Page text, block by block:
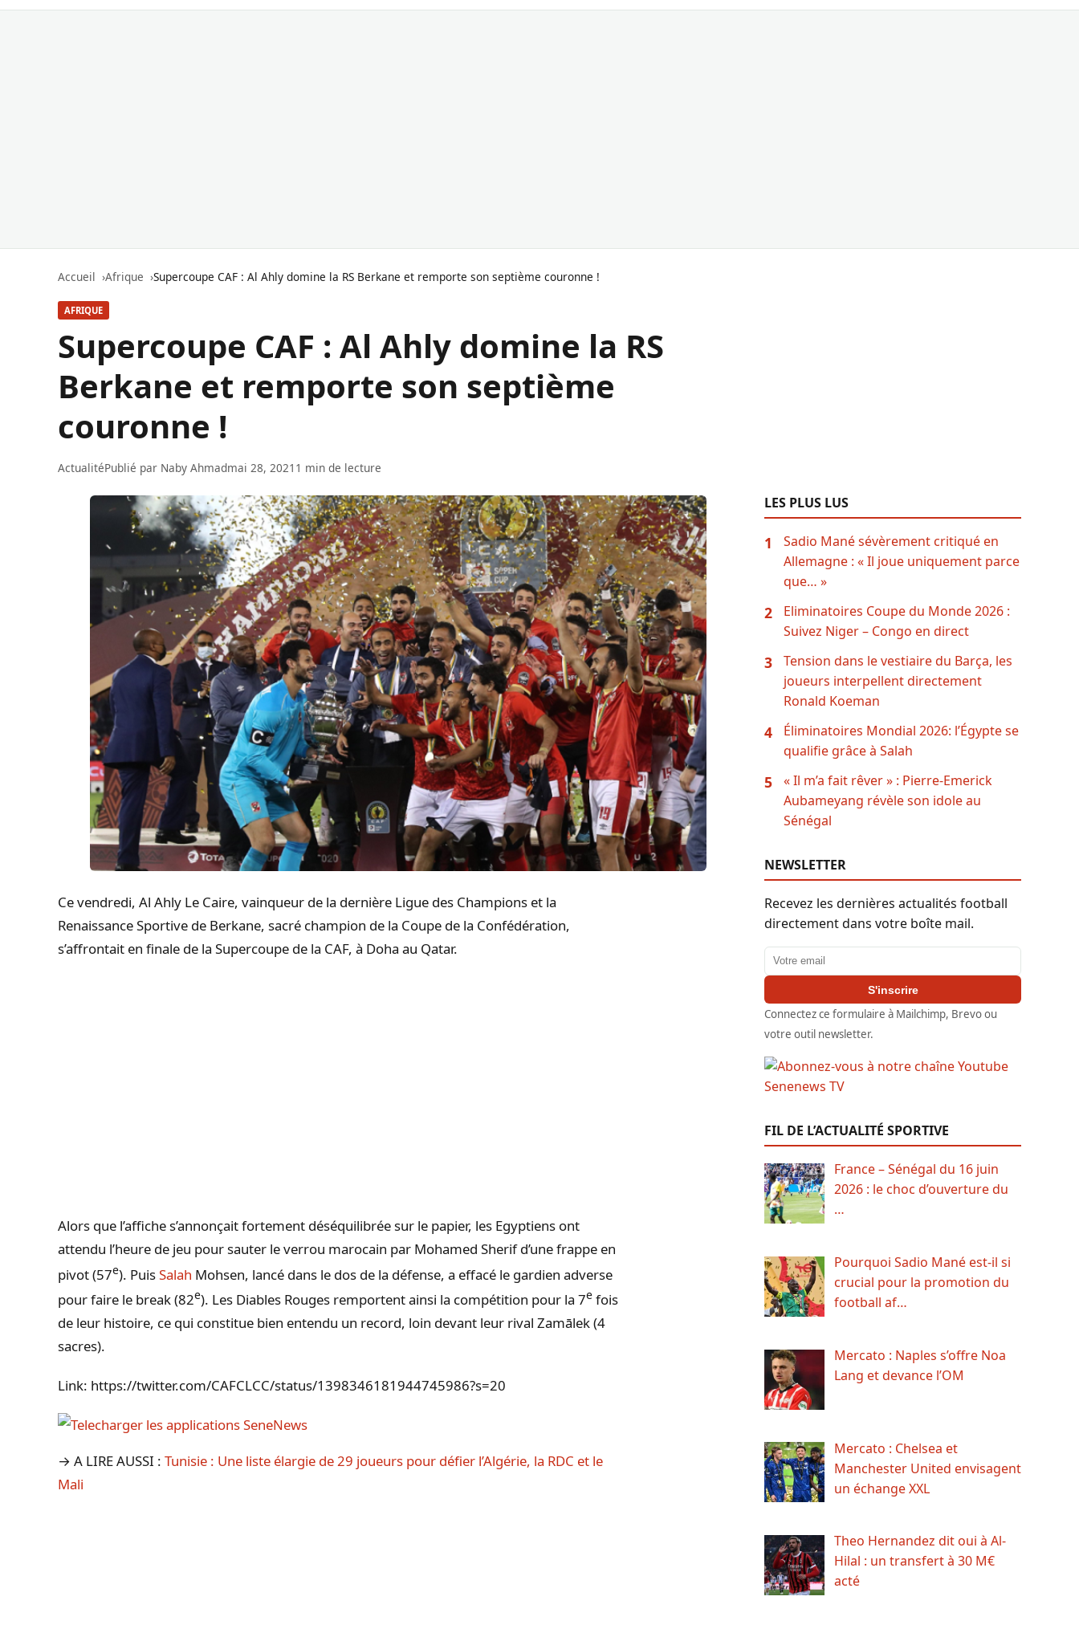
Accueil Afrique Supercoupe CAF : Al Ahly domine la RS Berkane et remporte son septième couronne !
AFRIQUE
Supercoupe CAF : Al Ahly domine la RS
Berkane et remporte son septième
couronne !
ActualitéPublié par Naby Ahmadmai 28, 2021 1 min de lecture
Ce vendredi, Al Ahly Le Caire, vainqueur de la dernière Ligue des Champions et la
Renaissance Sportive de Berkane, sacré champion de la Coupe de la Confédération,
s’affrontait en finale de la Supercoupe de la CAF, à Doha au Qatar.
Alors que l’affiche s’annonçait fortement déséquilibrée sur le papier, les Egyptiens ont
attendu l’heure de jeu pour sauter le verrou marocain par Mohamed Sherif d’une frappe en
pivot (57e). PuisSalah Mohsen, lancé dans le dos de la défense, a effacé le gardien adverse
pour faire le break (82e). Les Diables Rouges remportent ainsi la compétition pour la 7e fois
de leur histoire, ce qui constitue bien entendu un record, loin devant leur rival Zamālek (4
sacres).
Link: https://twitter.com/CAFCLCC/status/1398346181944745986?s=20
→ A LIRE AUSSI : Tunisie : Une liste élargie de 29 joueurs pour défier l’Algérie, la RDC et le
Mali
LES PLUS LUS
1
Sadio Mané sévèrement critiqué en
Allemagne : « Il joue uniquement parce
que… »
2
Eliminatoires Coupe du Monde 2026 :
Suivez Niger – Congo en direct
3
Tension dans le vestiaire du Barça, les
joueurs interpellent directement
Ronald Koeman
4
Éliminatoires Mondial 2026: l’Égypte se
qualifie grâce à Salah
5
« Il m’a fait rêver » : Pierre-Emerick
Aubameyang révèle son idole au
Sénégal
NEWSLETTER
Recevez les dernières actualités football
directement dans votre boîte mail.
Adresse email
S'inscrire
Connectez ce formulaire à Mailchimp, Brevo ou
votre outil newsletter.
FIL DE L’ACTUALITÉ SPORTIVE
France – Sénégal du 16 juin
2026 : le choc d’ouverture du
…
Pourquoi Sadio Mané est-il si
crucial pour la promotion du
football af…
Mercato : Naples s’offre Noa
Lang et devance l’OM
Mercato : Chelsea et
Manchester United envisagent
un échange XXL
Theo Hernandez dit oui à Al-
Hilal : un transfert à 30 M€
acté